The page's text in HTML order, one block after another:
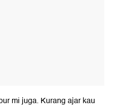
mi juga. Kurang ajar kau